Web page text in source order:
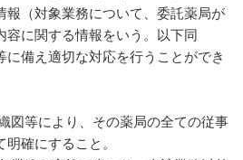
報（対象業務について、委託薬局が
容に関する情報をいう。以下同
に備え適切な対応を行うことができ
図等により、その薬局の全ての従事
確にすること。